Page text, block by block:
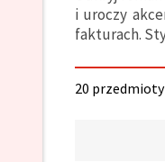
i uroczy
fakturach.
20